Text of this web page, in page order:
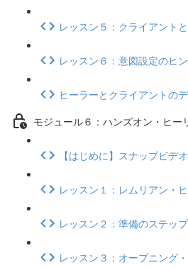
レッスン５：クライアント
レッスン６：意図設定のヒ
ヒーラーとクライアントの
モジュール６：ハンズオン・ヒー
【はじめに】スナップビデオ
レッスン１：レムリアン・
レッスン２：準備のステップ
レッスン３：オープニング